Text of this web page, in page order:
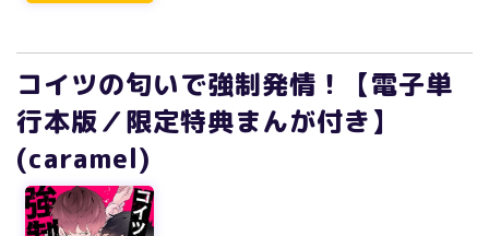
コイツの匂いで強制発情！【電子単
行本版／限定特典まんが付き】
(caramel)